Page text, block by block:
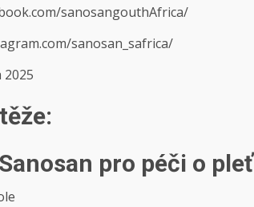
sanosangouthAfrica/
sanosan_safrica/
2025
pro péči o pleť